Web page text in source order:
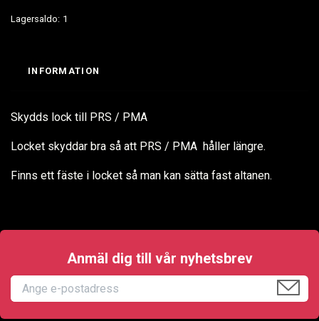
Lagersaldo: 1
INFORMATION
Skydds lock till PRS / PMA
Locket skyddar bra så att PRS / PMA håller längre.
Finns ett fäste i locket så man kan sätta fast altanen.
Anmäl dig till vår nyhetsbrev